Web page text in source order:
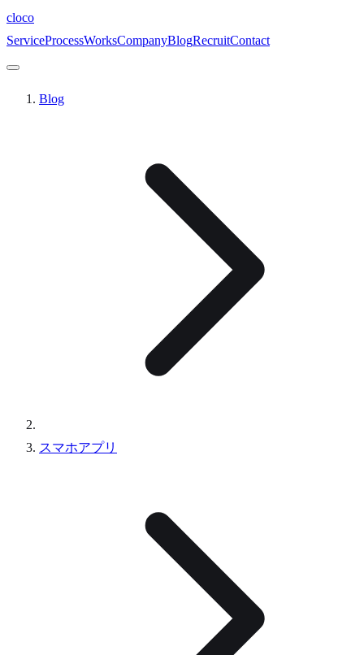
cloco
ServiceProcessWorksCompanyBlogRecruitContact
Blog
スマホアプリ